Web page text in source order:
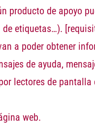
producto de apoyo
etiquetas…).
a poder obtener
de ayuda,
lectores de pantalla
web.